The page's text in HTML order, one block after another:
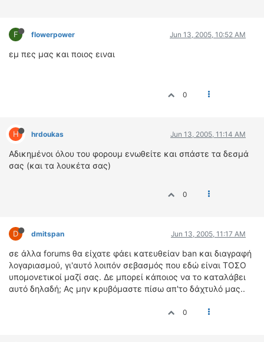
F flowerpower Jun 13, 2005, 10:52 AM
εμ πες μας και ποιος ειναι
0
H hrdoukas Jun 13, 2005, 11:14 AM
Αδικημένοι όλου του φορουμ ενωθείτε και σπάστε τα δεσμά
σας (και τα λουκέτα σας)
0
D dmitspan Jun 13, 2005, 11:17 AM
σε άλλα forums θα είχατε φάει κατευθείαν ban και διαγραφή
λογαριασμού, γι'αυτό λοιπόν σεβασμός που εδώ είναι ΤΟΣΟ
υπομονετικοί μαζί σας. Δε μπορεί κάποιος να το καταλάβει
αυτό δηλαδή; Ας μην κρυβόμαστε πίσω απ'το δάχτυλό μας..
0